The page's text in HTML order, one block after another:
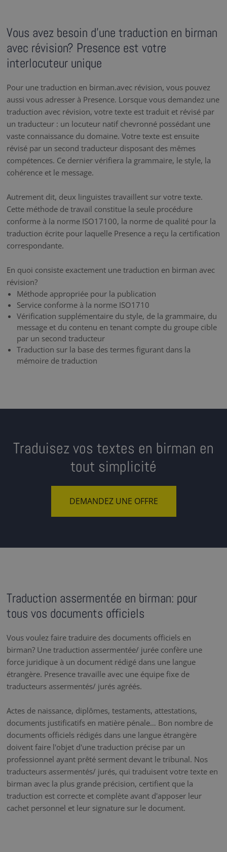
Vous avez besoin d’une traduction en birman
avec révision? Presence est votre
interlocuteur unique
Pour une traduction en birman.avec révision, vous pouvez
aussi vous adresser à Presence. Lorsque vous demandez une
traduction avec révision, votre texte est traduit et révisé par
un traducteur : un locuteur natif chevronné possédant une
vaste connaissance du domaine. Votre texte est ensuite
révisé par un second traducteur disposant des mêmes
compétences. Ce dernier vérifiera la grammaire, le style, la
cohérence et le message.
Autrement dit, deux linguistes travaillent sur votre texte.
Cette méthode de travail constitue la seule procédure
conforme à la norme ISO17100, la norme de qualité pour la
traduction écrite pour laquelle Presence a reçu la certification
correspondante.
En quoi consiste exactement une traduction en birman avec
révision?
Méthode appropriée pour la publication
Service conforme à la norme ISO1710
Vérification supplémentaire du style, de la grammaire, du
message et du contenu en tenant compte du groupe cible
par un second traducteur
Traduction sur la base des termes figurant dans la
mémoire de traduction
Traduisez vos textes en birman en
tout simplicité
DEMANDEZ UNE OFFRE
Traduction assermentée en birman: pour
tous vos documents officiels
Vous voulez faire traduire des documents officiels en
birman? Une traduction assermentée/ jurée confère une
force juridique à un document rédigé dans une langue
étrangère. Presence travaille avec une équipe fixe de
traducteurs assermentés/ jurés agréés.
Actes de naissance, diplômes, testaments, attestations,
documents justificatifs en matière pénale… Bon nombre de
documents officiels rédigés dans une langue étrangère
doivent faire l'objet d'une traduction précise par un
professionnel ayant prêté serment devant le tribunal. Nos
traducteurs assermentés/ jurés, qui traduisent votre texte en
birman avec la plus grande précision, certifient que la
traduction est correcte et complète avant d'apposer leur
cachet personnel et leur signature sur le document.